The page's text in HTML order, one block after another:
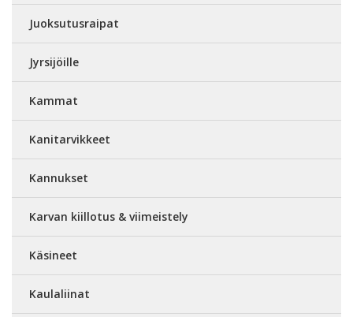
Juoksutusraipat
Jyrsijöille
Kammat
Kanitarvikkeet
Kannukset
Karvan kiillotus & viimeistely
Käsineet
Kaulaliinat